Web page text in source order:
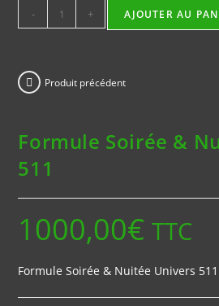
quantité
de
Soirée
&
511
- + AJOUTER AU
Produit précédent
Formule Soirée &
511
1000,00€ TTC
Formule Soirée & Nuitée Univers